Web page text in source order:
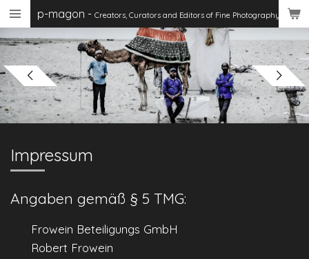
Skip
main
content
p-magon - Creators, Curators and Editors of Fine Photography
Impressum
Angaben gemäß § 5 TMG:
Frowein Beteiligungs GmbH
Robert Frowein